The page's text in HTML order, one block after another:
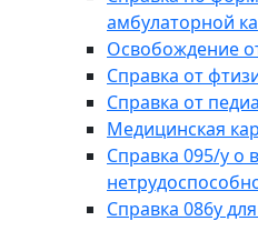
амбулаторной
Освобождение
Справка от
Справка от
Медицинская
Справка 095/у о
Справка 086у